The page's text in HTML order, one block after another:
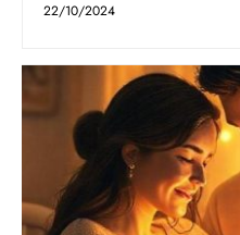
22/10/2024